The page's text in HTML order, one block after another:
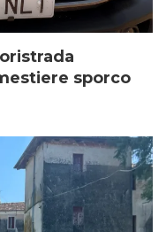
sporco